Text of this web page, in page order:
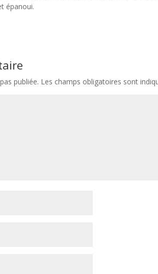
épanoui.
publiée. Les champs obligatoires sont